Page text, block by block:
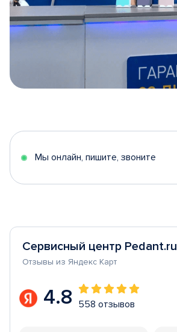
5
Мы онлайн, пишите, звоните
Сервисный центр Pedant.ru
Отзывы из Яндекс Карт
4.8 558 отзывов